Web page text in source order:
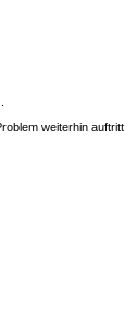
weiterhin auftritt.